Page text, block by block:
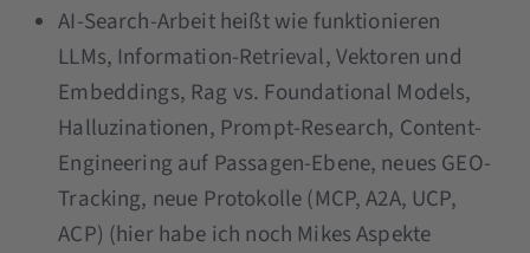
AI-Search-Arbeit heißt wie funktionieren
LLMs, Information-Retrieval, Vektoren und
Embeddings, Rag vs. Foundational Models,
Halluzinationen, Prompt-Research, Content-
Engineering auf Passagen-Ebene, neues GEO-
Tracking, neue Protokolle (MCP, A2A, UCP,
ACP) (hier habe ich noch Mikes Aspekte